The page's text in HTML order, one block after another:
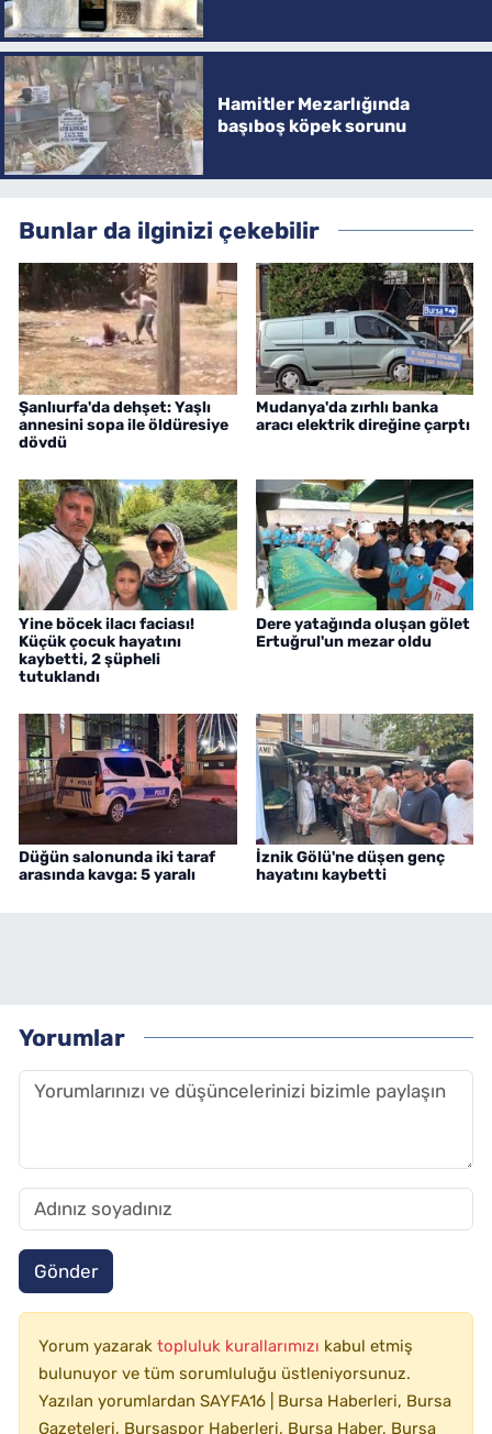
Hamitler Mezarlığında
başıboş köpek sorunu
Bunlar da ilginizi çekebilir
Şanlıurfa'da dehşet: Yaşlı
annesini sopa ile öldüresiye
dövdü
Mudanya'da zırhlı banka
aracı elektrik direğine çarptı
Yine böcek ilacı faciası!
Küçük çocuk hayatını
kaybetti, 2 şüpheli
tutuklandı
Dere yatağında oluşan gölet
Ertuğrul'un mezar oldu
Düğün salonunda iki taraf
arasında kavga: 5 yaralı
İznik Gölü'ne düşen genç
hayatını kaybetti
Yorumlar
Gönder
Yorum yazarak topluluk kurallarımızı kabul etmiş
bulunuyor ve tüm sorumluluğu üstleniyorsunuz.
Yazılan yorumlardan SAYFA16 | Bursa Haberleri, Bursa
Gazeteleri, Bursaspor Haberleri, Bursa Haber, Bursa